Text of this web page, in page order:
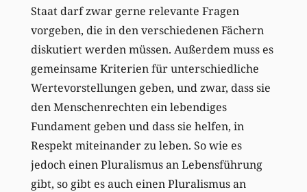
Staat darf zwar gerne relevante Fragen
vorgeben, die in den verschiedenen Fächern
diskutiert werden müssen. Außerdem muss es
gemeinsame Kriterien für unterschiedliche
Wertevorstellungen geben, und zwar, dass sie
den Menschenrechten ein lebendiges
Fundament geben und dass sie helfen, in
Respekt miteinander zu leben. So wie es
jedoch einen Pluralismus an Lebensführung
gibt, so gibt es auch einen Pluralismus an